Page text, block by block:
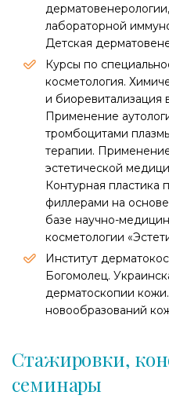
лабораторной
Детская
Курсы по
косметология.
и биоревитализация
Применение
тромбоцитами
терапии.
эстетической
Контурная пластика
филлерами на
базе научно-
косметологии
Институт
Богомолец.
дерматоскопии
новообразований
Стажировки,
семинары